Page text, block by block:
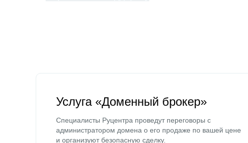
Услуга «Доменный брокер»
Специалисты Руцентра проведут переговоры с
администратором домена о его продаже по вашей цене
и организуют безопасную сделку.